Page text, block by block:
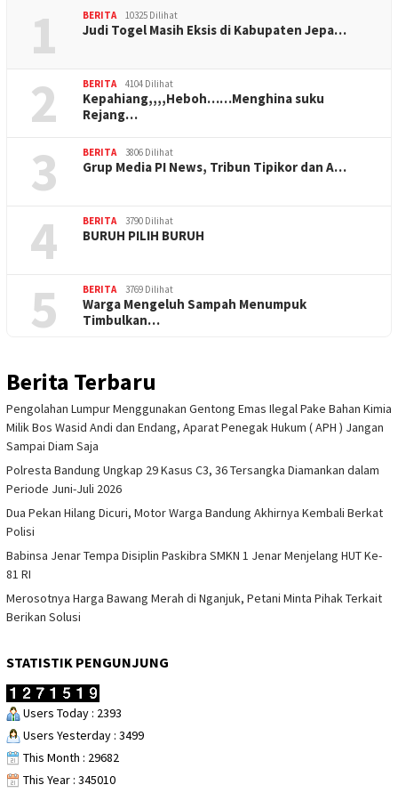
1 BERITA 10325 Dilihat
Judi Togel Masih Eksis di Kabupaten Jepa…
2 BERITA 4104 Dilihat
Kepahiang,,,,Heboh……Menghina suku
Rejang…
3 BERITA 3806 Dilihat
Grup Media PI News, Tribun Tipikor dan A…
4 BERITA 3790 Dilihat
BURUH PILIH BURUH
5 BERITA 3769 Dilihat
Warga Mengeluh Sampah Menumpuk
Timbulkan…
Berita Terbaru
Pengolahan Lumpur Menggunakan Gentong Emas Ilegal Pake Bahan Kimia
Milik Bos Wasid Andi dan Endang, Aparat Penegak Hukum ( APH ) Jangan
Sampai Diam Saja
Polresta Bandung Ungkap 29 Kasus C3, 36 Tersangka Diamankan dalam
Periode Juni-Juli 2026
Dua Pekan Hilang Dicuri, Motor Warga Bandung Akhirnya Kembali Berkat
Polisi
Babinsa Jenar Tempa Disiplin Paskibra SMKN 1 Jenar Menjelang HUT Ke-
81 RI
Merosotnya Harga Bawang Merah di Nganjuk, Petani Minta Pihak Terkait
Berikan Solusi
STATISTIK PENGUNJUNG
Users Today : 2393
Users Yesterday : 3499
This Month : 29682
This Year : 345010